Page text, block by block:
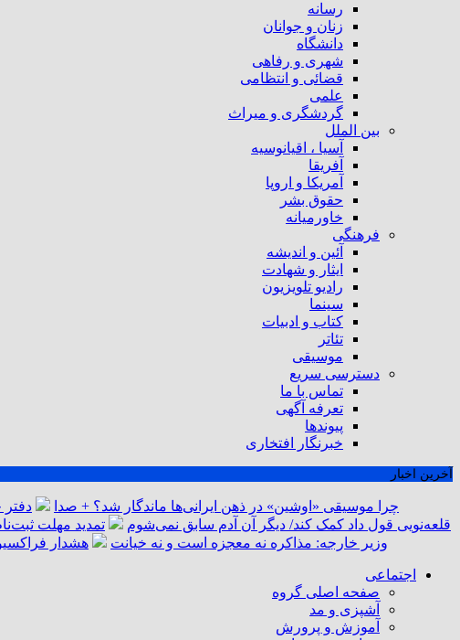
رسانه
زنان و جوانان
دانشگاه
شهری و رفاهی
قضائی و انتظامی
علمی
گردشگری و میراث
بین الملل
آسیا ، اقیانوسیه
آفریقا
آمریکا و اروپا
حقوق بشر
خاورمیانه
فرهنگی
آئین و اندیشه
ایثار و شهادت
رادیو تلویزیون
سینما
کتاب و ادبیات
تئاتر
موسیقی
دسترسی سریع
تماس با ما
تعرفه آگهی
پیوندها
خبرنگار افتخاری
آخرین اخبار
چرا موسیقی «اوشین» در ذهن ایرانی‌ها ماندگار شد؟ + صدا دفتر
قلعه‌نویی قول داد کمک کند/ دیگر آن آدم سابق نمی‌شوم
تمدید مهلت
وزیر خارجه: مذاکره نه معجزه است و نه خیانت
هشدار
اجتماعی
صفحه اصلی گروه
آشپزی و مد
آموزش و پرورش